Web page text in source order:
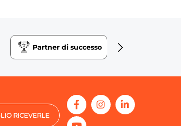
Partner di successo
RICEVERLE